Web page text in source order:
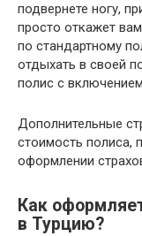
подвернете ногу,
просто откажет
по стандартному
отдыхать в своей
полис с
Дополнительные
стоимость полиса,
оформлении
Как
в Турцию?